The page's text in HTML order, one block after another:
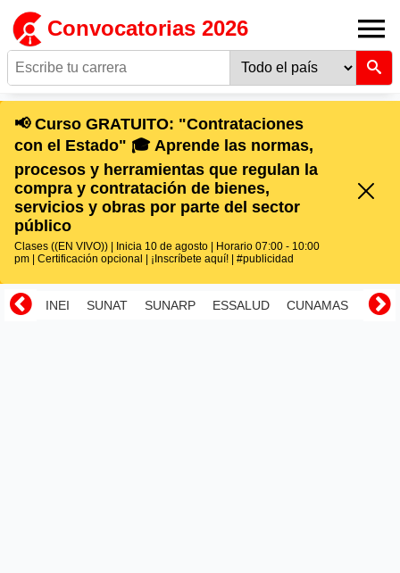
Convocatorias 2026
📢 Curso GRATUITO: "Contrataciones
con el Estado" 🎓 Aprende las normas,
procesos y herramientas que regulan la
compra y contratación de bienes,
servicios y obras por parte del sector
público
Clases ((EN VIVO)) | Inicia 10 de agosto | Horario 07:00 - 10:00
pm | Certificación opcional | ¡Inscríbete aquí! | #publicidad
INEI SUNAT SUNARP ESSALUD CUNAMAS